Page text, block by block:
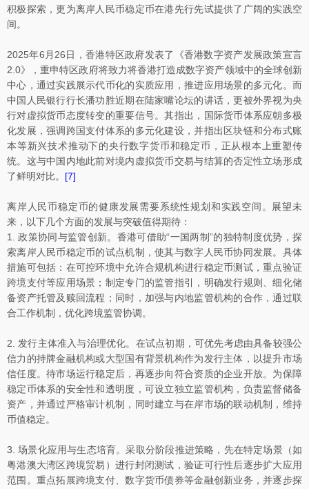
积极探索，更为离岸人民币稳定币在港先行先试提供了广阔的实践空
间。
2025年6月26日，香港特区政府发表了《香港数字资产发展政策宣言
2.0》，重申特区政府将致力将香港打造成数字资产领域中的全球创新
中心，通过实践展示代币化的实质应用，推进应用场景的多元化。而
中国人民银行行长潘功胜近期在陆家嘴论坛的讲话，更被外界视为央
行对虚拟货币态度转变的重要信号。其指出，国际货币体系应朝多极
化发展，强调跨国支付体系的多元化建设，并指出区块链和分布式账
本等新兴技术推动下的央行数字货币和稳定币，正从根本上重塑传
统。这与中国内地此前对境内虚拟货币交易与结算的否定性立场形成
了鲜明对比。 [7]
离岸人民币稳定币的健康发展需要系统性规划和实践空间。展望未
来，以下几个方面的发展与突破值得期待：
1. 政策协同与监管创新。香港可借助“一国两制”的独特制度优势，探
索离岸人民币稳定币的试点机制，使其与数字人民币协同发展。具体
措施可包括：在可控环境中允许合规机构进行稳定币测试，重点验证
跨境支付等应用场景；制定专门的监管指引，明确发行规则、细化储
备资产托管及赎回流程；同时，加强与内地监管机构的合作，通过联
合工作机制，优化跨境监管协调。
2. 发行主体准入与治理优化。在试点初期，可优先考虑由具备较强公
信力的持牌金融机构或大型国有背景机构作为发行主体，以提升市场
信任度。待市场运行稳定后，再逐步向符合资质的企业开放。为保障
稳定币体系的安全性和透明度，可设立独立监管机构，负责监督储备
资产，并通过严格审计机制，同时建立与在岸市场的联动机制，维持
币值稳定。
3. 场景化应用与生态培育。采取分阶段推进策略，先在特定场景（如
粤港澳大湾区跨境贸易）进行封闭测试，验证可行性后逐步扩大应用
范围。重点拓展跨境支付、数字货币债券等金融创新业务，并逐步探